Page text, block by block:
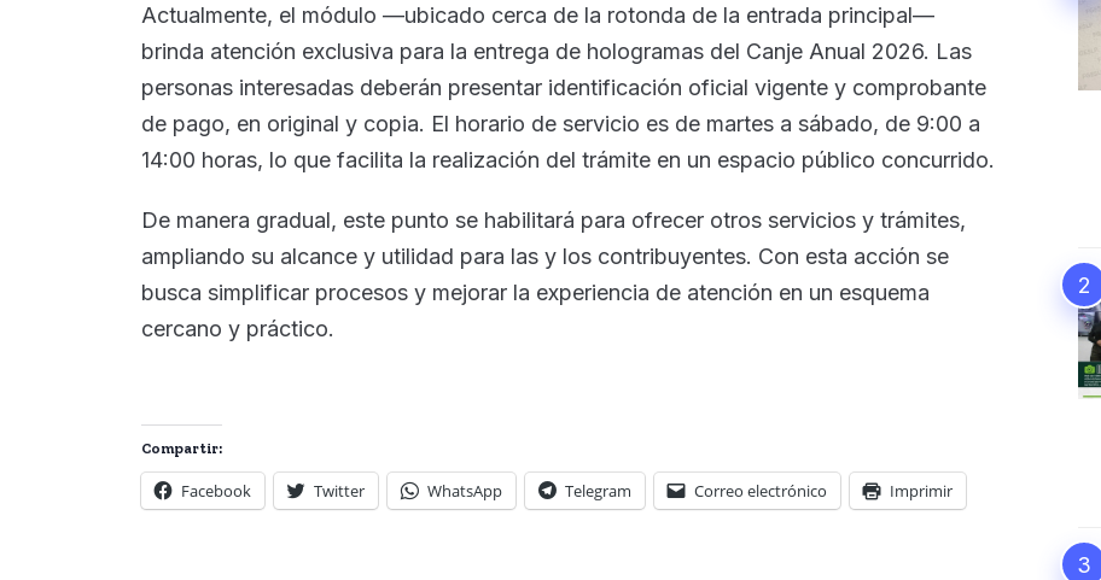
Actualmente, el módulo —ubicado cerca de la rotonda de la entrada principal—
brinda atención exclusiva para la entrega de hologramas del Canje Anual 2026. Las
personas interesadas deberán presentar identificación oficial vigente y comprobante
de pago, en original y copia. El horario de servicio es de martes a sábado, de 9:00 a
14:00 horas, lo que facilita la realización del trámite en un espacio público concurrido.
De manera gradual, este punto se habilitará para ofrecer otros servicios y trámites,
ampliando su alcance y utilidad para las y los contribuyentes. Con esta acción se
busca simplificar procesos y mejorar la experiencia de atención en un esquema
cercano y práctico.
Compartir:
Facebook Twitter WhatsApp Telegram Correo electrónico Imprimir